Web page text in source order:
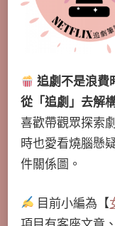
追劇不是浪費
從「追劇」去解
喜歡帶觀眾探索
時也愛看燒腦懸
件關係圖。
目前小編為【